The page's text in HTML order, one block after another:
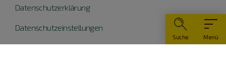
Menü
Suche
Datenschutzerklärung
Datenschutzeinstellungen
Widerruf erklären